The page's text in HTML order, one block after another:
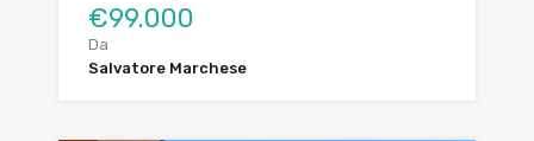
€99.000
Da
Salvatore Marchese